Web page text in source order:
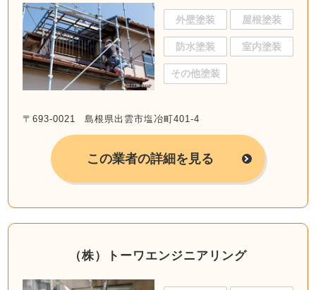
外壁塗装 屋根塗装
防水塗装 室内塗装
その他塗装
〒693-0021 島根県出雲市塩冶町401-4
この業者の詳細を見る
（株）トーワエンジニアリング